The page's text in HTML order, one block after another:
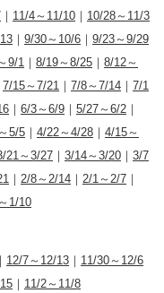
｜ 11/4～11/10 ｜ 10/28～11/3
｜ 9/30～10/6 ｜ 9/23～9/29
9/1 ｜ 8/19～8/25 ｜ 8/12～
7/15～7/21 ｜ 7/8～7/14 ｜ 7/1
｜ 6/3～6/9 ｜ 5/27～6/2 ｜
5/5 ｜ 4/22～4/28 ｜ 4/15～
21～3/27 ｜ 3/14～3/20 ｜ 3/7
｜ 2/8～2/14 ｜ 2/1～2/7 ｜
1/10
｜ 12/7～12/13 ｜ 11/30～12/6
｜ 11/2～11/8